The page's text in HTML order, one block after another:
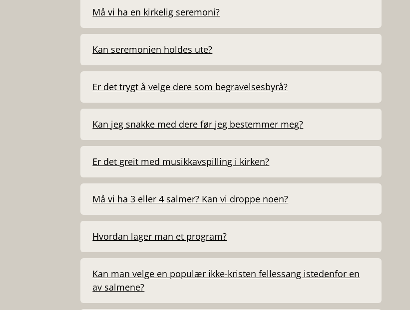
Må vi ha en kirkelig seremoni?
Kan seremonien holdes ute?
Er det trygt å velge dere som begravelsesbyrå?
Kan jeg snakke med dere før jeg bestemmer meg?
Er det greit med musikkavspilling i kirken?
Må vi ha 3 eller 4 salmer? Kan vi droppe noen?
Hvordan lager man et program?
Kan man velge en populær ikke-kristen fellessang istedenfor en
av salmene?